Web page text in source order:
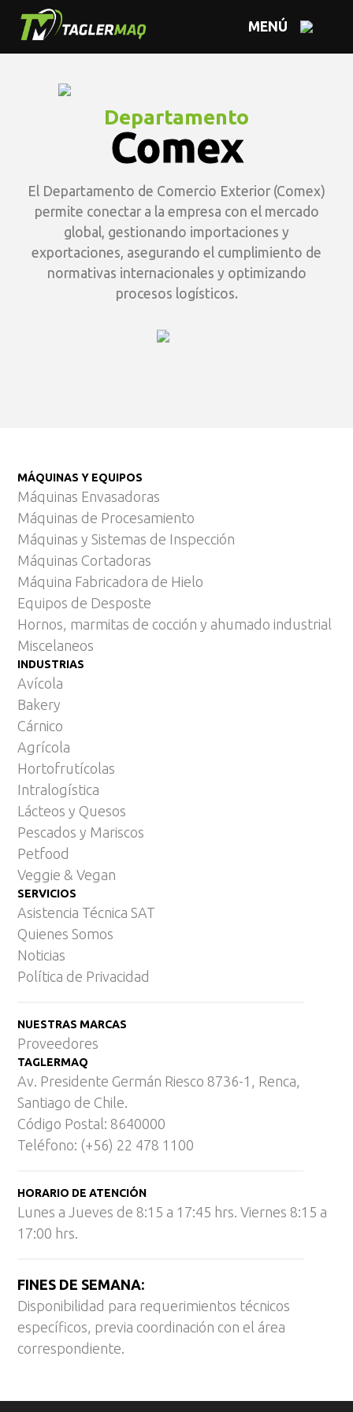
MENÚ
Departamento
Comex
El Departamento de Comercio Exterior (Comex)
permite conectar a la empresa con el mercado
global, gestionando importaciones y
exportaciones, asegurando el cumplimiento de
normativas internacionales y optimizando
procesos logísticos.
MÁQUINAS Y EQUIPOS
Máquinas Envasadoras
Máquinas de Procesamiento
Máquinas y Sistemas de Inspección
Máquinas Cortadoras
Máquina Fabricadora de Hielo
Equipos de Desposte
Hornos, marmitas de cocción y ahumado industrial
Miscelaneos
INDUSTRIAS
Avícola
Bakery
Cárnico
Agrícola
Hortofrutícolas
Intralogística
Lácteos y Quesos
Pescados y Mariscos
Petfood
Veggie & Vegan
SERVICIOS
Asistencia Técnica SAT
Quienes Somos
Noticias
Política de Privacidad
NUESTRAS MARCAS
Proveedores
TAGLERMAQ
Av. Presidente Germán Riesco 8736-1, Renca,
Santiago de Chile.
Código Postal: 8640000
Teléfono: (+56) 22 478 1100
HORARIO DE ATENCIÓN
Lunes a Jueves de 8:15 a 17:45 hrs. Viernes 8:15 a
17:00 hrs.
FINES DE SEMANA:
Disponibilidad para requerimientos técnicos
específicos, previa coordinación con el área
correspondiente.